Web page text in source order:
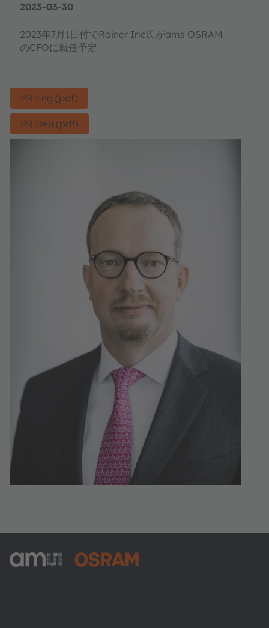
2023-03-30
2023年7月1日付でRainer Irle氏がams OSRAM
のCFOに就任予定
PR Eng (pdf)
PR Deu (pdf)